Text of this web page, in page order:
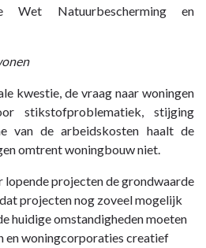
Natuurbescherming en
kwestie, de vraag naar woningen
stikstofproblematiek, stijging
van de arbeidskosten haalt de
omtrent woningbouw niet.
projecten de grondwaarde
projecten nog zoveel mogelijk
huidige omstandigheden moeten
en woningcorporaties creatief